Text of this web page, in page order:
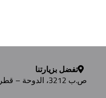
تفضل بزيارتنا
ص.ب 3212، الدوحة – قطر